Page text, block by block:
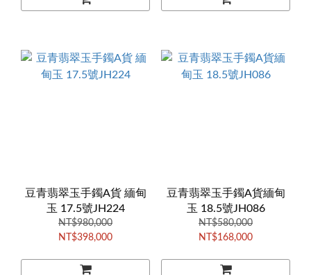
豆青翡翠玉手鐲A貨 緬甸
玉 17.5號JH224
NT$980,000
NT$398,000
豆青翡翠玉手鐲A貨緬甸
玉 18.5號JH086
NT$580,000
NT$168,000